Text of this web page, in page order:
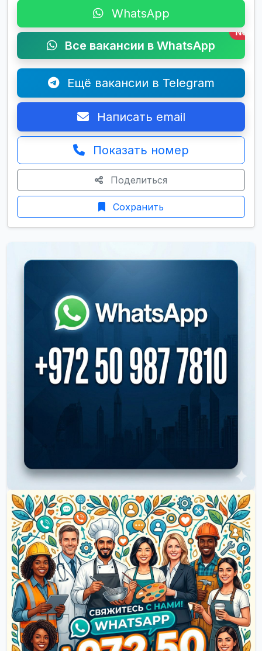
WhatsApp
Все вакансии в WhatsApp
New
Ещё вакансии в Telegram
Написать email
Показать номер
Поделиться
Сохранить